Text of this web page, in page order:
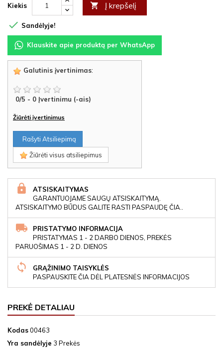
Kiekis  Į krepšelį
 Sandėlyje!
Klauskite apie produktą per WhatsApp
Galutinis įvertinimas:
0/5 - 0 Įvertinimu (-ais)
Žiūrėti įvertinimus
Rašyti Atsiliepimą
Žiūrėti visus atsiliepimus
ATSISKAITYMAS
GARANTUOJAME SAUGŲ ATSISKAITYMĄ.
ATSISKAITYMO BŪDUS GALITE RASTI PASPAUDĘ ČIA..
PRISTATYMO INFORMACIJA
PRISTATYMAS 1 - 2 DARBO DIENOS, PREKĖS
PARUOŠIMAS 1 - 2 D. DIENOS
GRĄŽINIMO TAISYKLĖS
PASPAUSKITE ČIA DĖL PLATESNĖS INFORMACIJOS
PREKĖ DETALIAU
Kodas00463
Yra sandėlyje 3 Prekės